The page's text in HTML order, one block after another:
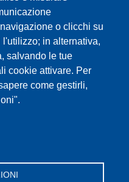
o clicchi su
in alternativa,
salvando le tue
cookie attivare. Per
come gestirli,
Processuali:
41121 Modena, Tel. 059
9, 42121 Reggio
523045